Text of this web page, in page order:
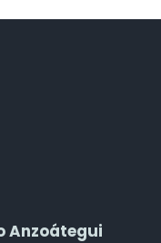
Anzoátegui